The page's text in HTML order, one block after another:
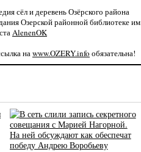
сёл и деревень Озёрского района
Озерской районной библиотеке
AlenenOK
наwww.OZERY.info обязательна!